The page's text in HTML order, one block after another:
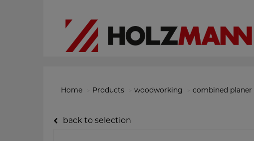
Home Products woodworking combined planer
back to selection